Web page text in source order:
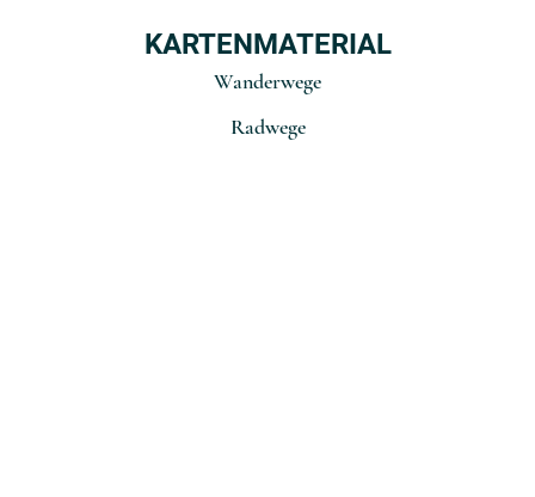
KARTENMATERIAL
Wanderwege
Radwege